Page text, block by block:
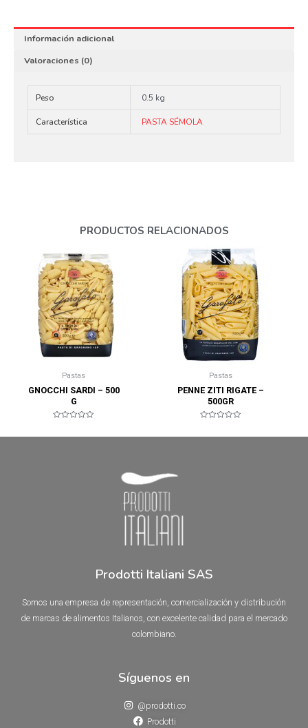
PRODUCTOS RELACIONADOS
Pastas
GNOCCHI SARDI – 500
G
Pastas
PENNE ZITI RIGATE –
500GR
Información adicional
Valoraciones (0)
Peso 0.5 kg
Característica PASTA SÉMOLA
Prodotti Italiani SAS
Somos una empresa de representación, comercialización y distribución
de marcas de alimentos Italianos, con excelente calidad para el mercado
colombiano.
Síguenos en
@prodotti.co
Prodotti